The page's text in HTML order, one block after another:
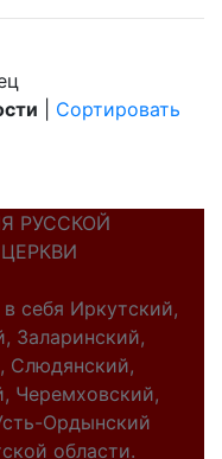
Сортировать
РУССКОЙ
себя Иркутский,
Заларинский,
Слюдянский,
Черемховский,
Ордынский
области.